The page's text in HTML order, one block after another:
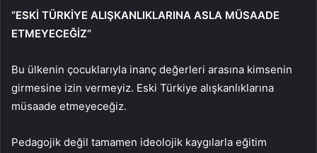
“ESKİ TÜRKİYE ALIŞKANLIKLARINA ASLA MÜSAADE
ETMEYECEĞİZ”
Bu ülkenin çocuklarıyla inanç değerleri arasına kimsenin
girmesine izin vermeyiz. Eski Türkiye alışkanlıklarına
müsaade etmeyeceğiz.
Pedagojik değil tamamen ideolojik kaygılarla eğitim